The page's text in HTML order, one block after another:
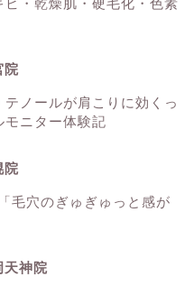
院
ノールが肩こりに効くっ
モニター体験記
院
毛穴のぎゅぎゅっと感が
天神院
肌
ルトラアクセント